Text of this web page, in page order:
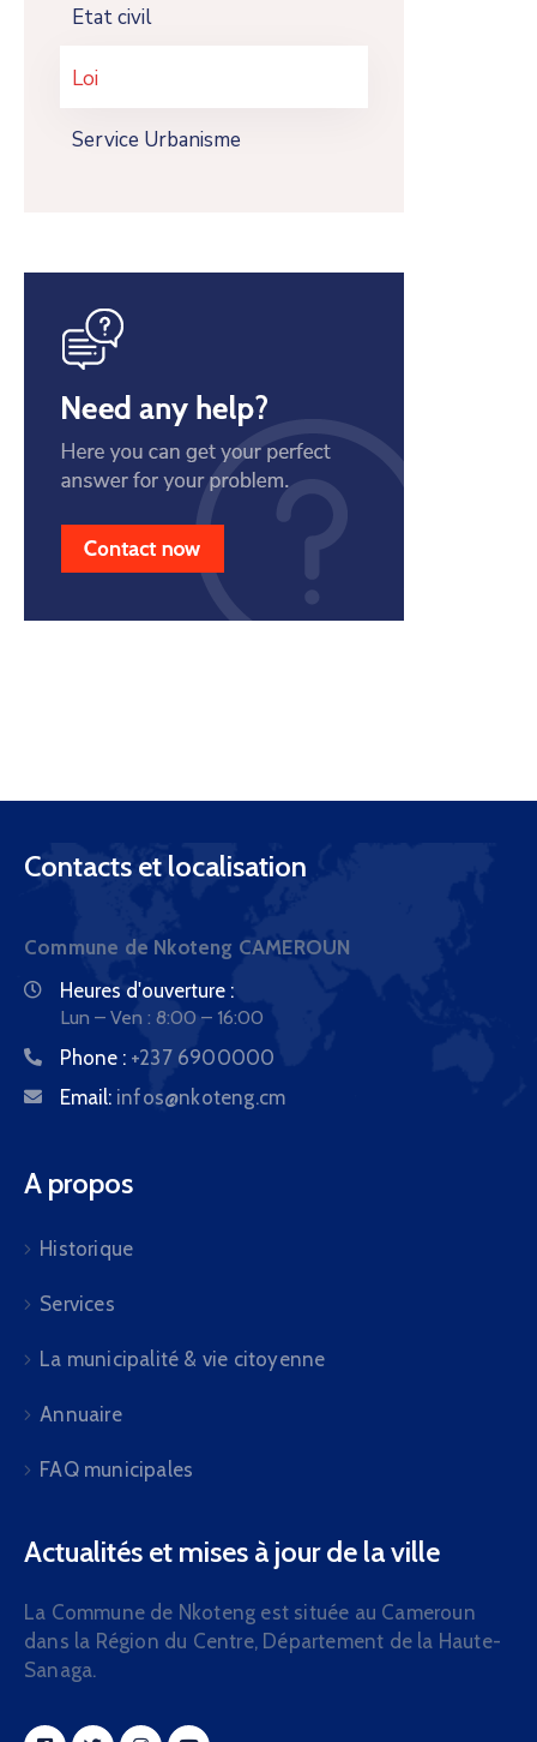
Etat civil
Loi
Service Urbanisme
Contacts et localisation
Commune de Nkoteng CAMEROUN
Heures d'ouverture :
Lun – Ven : 8:00 – 16:00
Phone : +237 6900000
Email: infos@nkoteng.cm
A propos
Historique
Services
La municipalité & vie citoyenne
Annuaire
FAQ municipales
Actualités et mises à jour de la ville
La Commune de Nkoteng est située au Cameroun
dans la Région du Centre, Département de la Haute-
Sanaga.